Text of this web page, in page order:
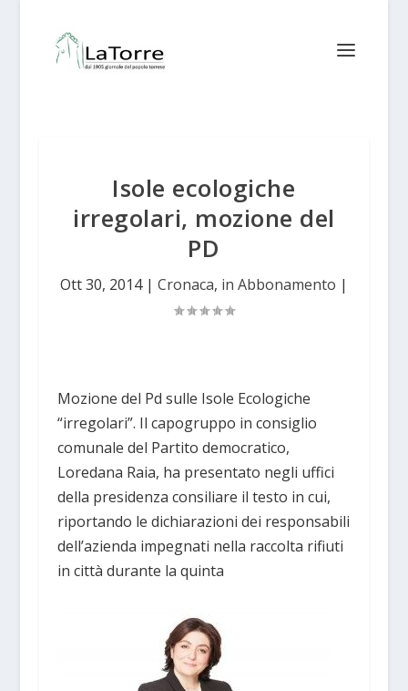
Isole ecologiche
irregolari, mozione del
PD
Ott 30, 2014| Cronaca, in Abbonamento |
Mozione del Pd sulle Isole Ecologiche
“irregolari”. Il capogruppo in consiglio
comunale del Partito democratico,
Loredana Raia, ha presentato negli uffici
della presidenza consiliare il testo in cui,
riportando le dichiarazioni dei responsabili
dell’azienda impegnati nella raccolta rifiuti
in città durante la quinta